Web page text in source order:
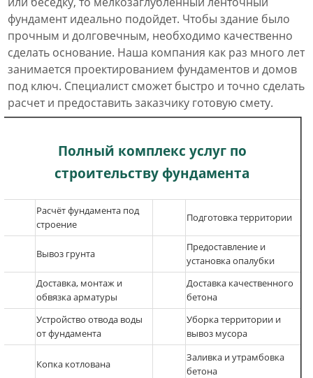
фундамент идеально подойдет. Чтобы здание было
прочным и долговечным, необходимо качественно
сделать основание. Наша компания как раз много лет
занимается проектированием фундаментов и домов
под ключ. Специалист сможет быстро и точно сделать
расчет и предоставить заказчику готовую смету.
Полный комплекс услуг по
строительству фундамента
Расчёт фундамента под
строение
Подготовка территории
Вывоз грунта
Предоставление и
установка опалубки
Доставка, монтаж и
обвязка арматуры
Доставка качественного
бетона
Устройство отвода воды
от фундамента
Уборка территории и
вывоз мусора
Копка котлована
Заливка и утрамбовка
бетона